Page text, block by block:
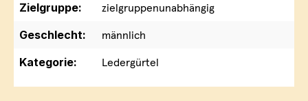
Zielgruppe:
zielgruppenunabhängig
Geschlecht:
männlich
Kategorie:
Ledergürtel